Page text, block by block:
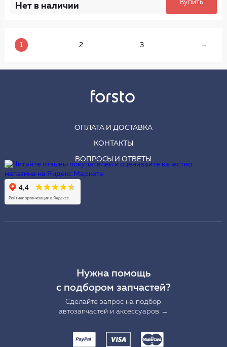
Нет в наличии Купить
1 2 3 →
ОПЛАТА И ДОСТАВКА
КОНТАКТЫ
ВОПРОСЫ И ОТВЕТЫ
Нужна помощь
с подбором запчастей?
Сделайте запрос на подбор
автозапчастей и аксессуаров →